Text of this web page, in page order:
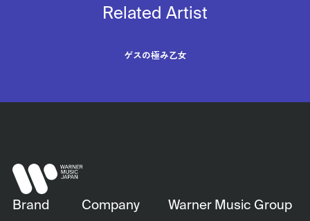
Related Artist
ゲスの極み乙女
Brand Company Warner Music Group